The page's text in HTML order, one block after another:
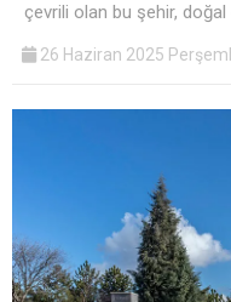
çevrili olan bu şehir, doğal
26 Haziran 2025